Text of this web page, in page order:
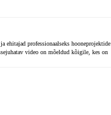
ehitajad professionaalseks hooneprojektide
video on mõeldud kõigile, kes on